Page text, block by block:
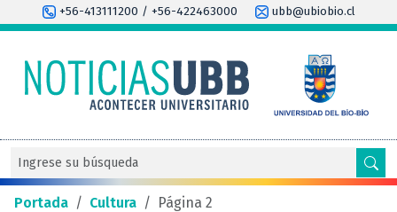
+56-413111200 / +56-422463000 ubb@ubiobio.cl
Portada / Cultura / Página 2